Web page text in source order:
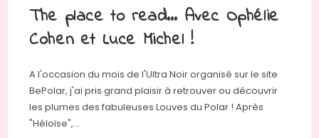
The place to read… Avec Ophélie
Cohen et Luce Michel !
A l'occasion du mois de l'Ultra Noir organisé sur le site
BePolar, j'ai pris grand plaisir à retrouver ou découvrir
les plumes des fabuleuses Louves du Polar ! Après
"Héloïse",…